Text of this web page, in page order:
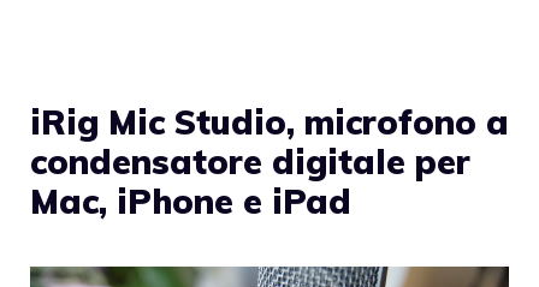
iRig Mic Studio, microfono a
condensatore digitale per
Mac, iPhone e iPad